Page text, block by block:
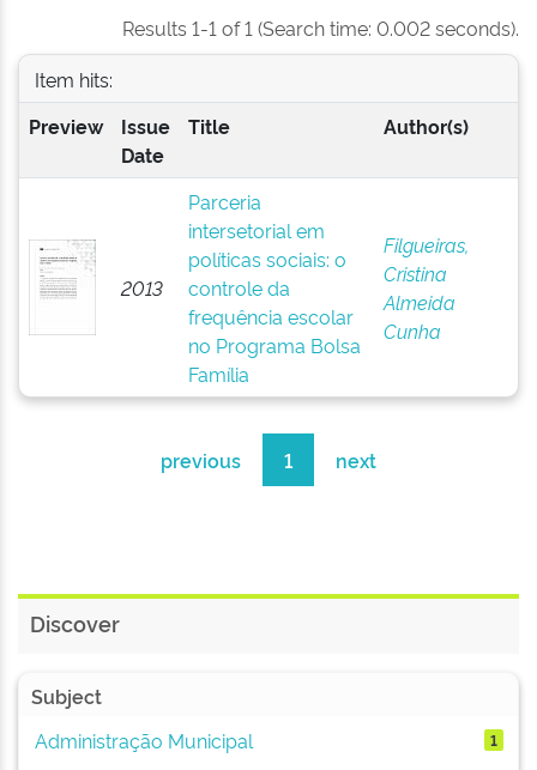
Results 1-1 of 1 (Search time: 0.002 seconds).
Item hits:
Preview
Issue
Date
Title Author(s)
2013
Parceria
intersetorial em
políticas sociais: o
controle da
frequência escolar
no Programa Bolsa
Família
Filgueiras,
Cristina
Almeida
Cunha
previous 1 next
Discover
Subject
Administração Municipal
1